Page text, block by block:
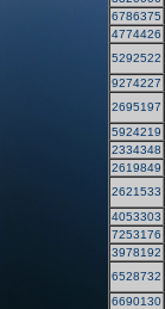
6786375
4774426
5292522
9274227
2695197
5924219
2334348
2619849
2621533
4053303
7253176
3978192
6528732
6690130